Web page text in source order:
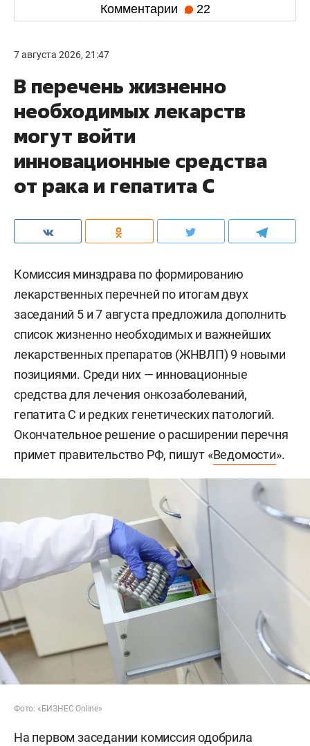
Комментарии 22
7 августа 2026, 21:47
В перечень жизненно
необходимых лекарств
могут войти
инновационные средства
от рака и гепатита С
Комиссия минздрава по формированию
лекарственных перечней по итогам двух
заседаний 5 и 7 августа предложила дополнить
список жизненно необходимых и важнейших
лекарственных препаратов (ЖНВЛП) 9 новыми
позициями. Среди них — инновационные
средства для лечения онкозаболеваний,
гепатита С и редких генетических патологий.
Окончательное решение о расширении перечня
примет правительство РФ, пишут «Ведомости».
Фото: «БИЗНЕС Online»
На первом заседании комиссия одобрила